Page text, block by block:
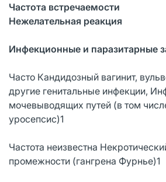
Частота встречаемости
Нежелательная реакция
Инфекционные и паразитарные
Часто Кандидозный вагинит,
другие генитальные инфекции,
мочевыводящих путей (в том
уросепсис)1
Частота неизвестна
промежности (гангрена Фурнье)1